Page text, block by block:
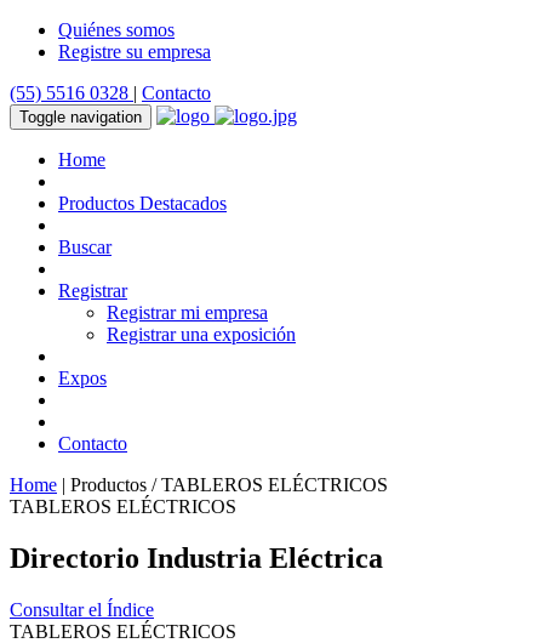
Quiénes somos
Registre su empresa
(55) 5516 0328 | Contacto
Toggle navigation
Home
Productos Destacados
Buscar
Registrar
Registrar mi empresa
Registrar una exposición
Expos
Contacto
Home | Productos / TABLEROS ELÉCTRICOS
TABLEROS ELÉCTRICOS
Directorio Industria Eléctrica
Consultar el Índice
TABLEROS ELÉCTRICOS